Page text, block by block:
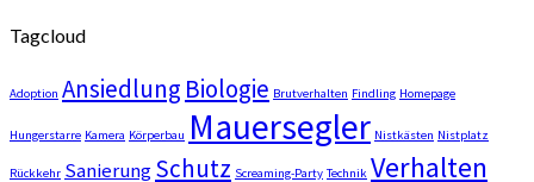
Tagcloud
Adoption Ansiedlung Biologie Brutverhalten Findling Homepage
Hungerstarre Kamera Körperbau Mauersegler Nistkästen Nistplatz
Rückkehr SanierungSchutz Screaming-Party Technik Verhalten